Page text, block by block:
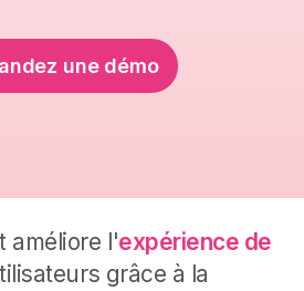
une démo
améliore l'expérience de
grâce à la